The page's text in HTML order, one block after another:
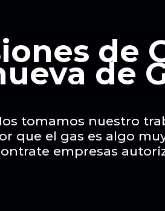
de
de
tomamos nuestro
que el gas es algo
empresas